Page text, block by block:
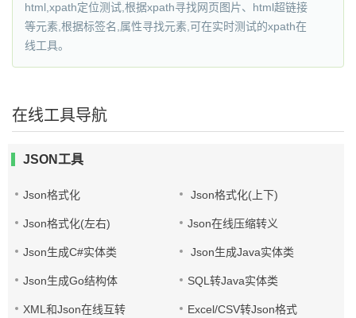
html,xpath定位测试,根据xpath寻找网页图片、html超链接
等元素,根据标签名,属性寻找元素,可在实时测试的xpath在
线工具。
在线工具导航
JSON工具
Json格式化 Json格式化(上下)
Json格式化(左右) Json在线压缩转义
Json生成C#实体类 Json生成Java实体类
Json生成Go结构体 SQL转Java实体类
XML和Json在线互转 Excel/CSV转Json格式